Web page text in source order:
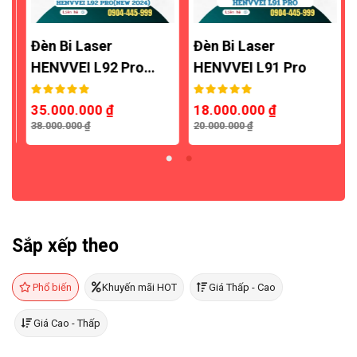
Đèn Bi Laser
HENVVEI L92 Pro…
35.000.000₫
38.000.000₫
Đèn Bi Laser
HENVVEI L91 Pro
18.000.000₫
20.000.000₫
Sắp xếp theo
Phổ biến Khuyến mãi HOT Giá Thấp - Cao
Giá Cao - Thấp